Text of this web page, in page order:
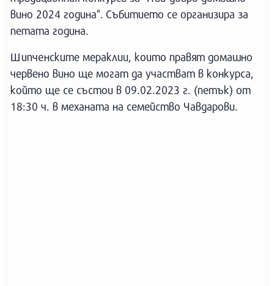
вино 2024 година". Събитието се организира за
петата година.
Шипчeнските мераклии, които правят домашно
червено вино ще могат да участват в конкурса,
който ще се състои в 09.02.2023 г. (петък) от
18:30 ч. в механата на семейство Чавдарови.